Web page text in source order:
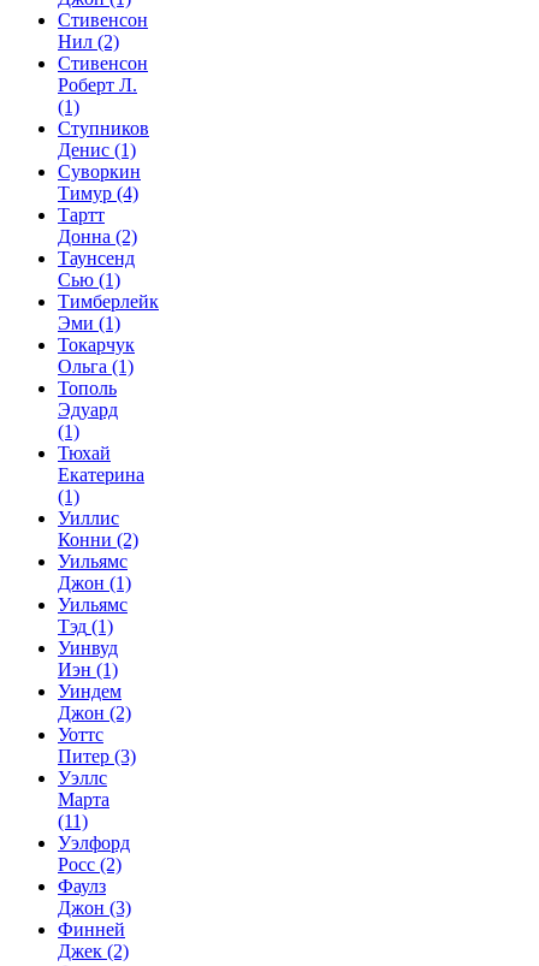
Стивенсон
Нил (2)
Стивенсон
Роберт Л.
(1)
Ступников
Денис (1)
Суворкин
Тимур (4)
Тартт
Донна (2)
Таунсенд
Сью (1)
Тимберлейк
Эми (1)
Токарчук
Ольга (1)
Тополь
Эдуард
(1)
Тюхай
Екатерина
(1)
Уиллис
Конни (2)
Уильямс
Джон (1)
Уильямс
Тэд (1)
Уинвуд
Иэн (1)
Уиндем
Джон (2)
Уоттс
Питер (3)
Уэллс
Марта
(11)
Уэлфорд
Росс (2)
Фаулз
Джон (3)
Финней
Джек (2)